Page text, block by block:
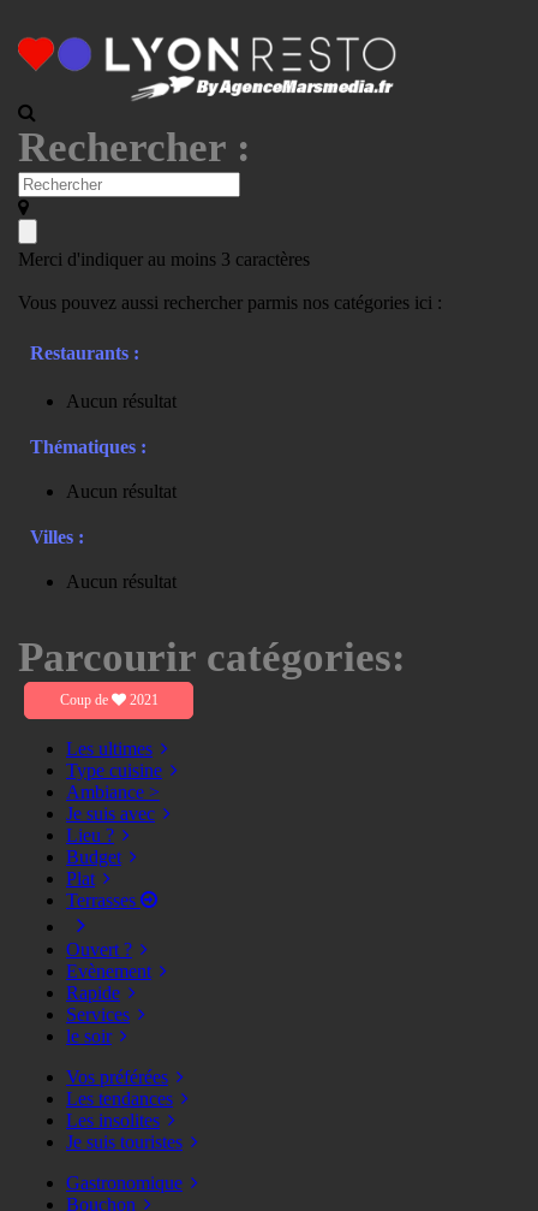
Rechercher :
Merci d'indiquer au moins 3 caractères
Vous pouvez aussi rechercher parmis nos catégories ici :
Restaurants :
Aucun résultat
Thématiques :
Aucun résultat
Villes :
Aucun résultat
Parcourir catégories:
Coup de 2021
Les ultimes
Type cuisine
Ambiance >
Je suis avec
Lieu ?
Budget
Plat
Terrasses
Ouvert ?
Evènement
Rapide
Services
le soir
Vos préférées
Les tendances
Les insolites
Je suis touristes
Gastronomique
Bouchon